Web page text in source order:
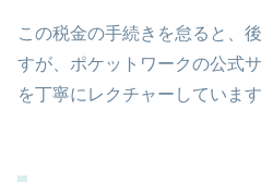
この税金の手続きを怠ると、
すが、ポケットワークの公式
を丁寧にレクチャーしています